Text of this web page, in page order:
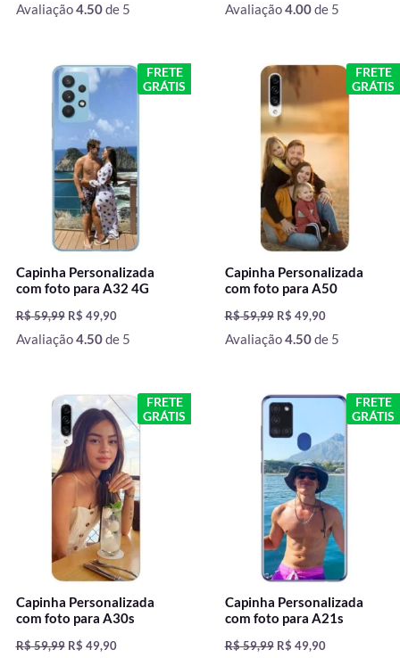
Avaliação4.50de 5 Avaliação4.00de 5
FRETE
GRÁTIS
Capinha Personalizada
com foto para A32 4G
R$59,99
O
preço
original
era:
R$ 59,99.
R$ 49,90
O
preço
R$ 49,90.
Avaliação4.50de 5
FRETE
GRÁTIS
Capinha Personalizada
com foto para A50
R$59,99
O
preço
original
era:
R$ 59,99.
R$ 49,90
O
preço
atual
R$ 49,90.
Avaliação4.50de 5
FRETE
GRÁTIS
Capinha Personalizada
com foto para A30s
R$59,99
O
preço
original
era:
R$ 59,99.
R$ 49,90
O
preço
atual
é:
R$ 49,90.
FRETE
GRÁTIS
Capinha Personalizada
com foto para A21s
R$59,99
O
preço
original
R$ 59,99.
R$ 49,90
O
preço
atual
é:
R$ 49,90.